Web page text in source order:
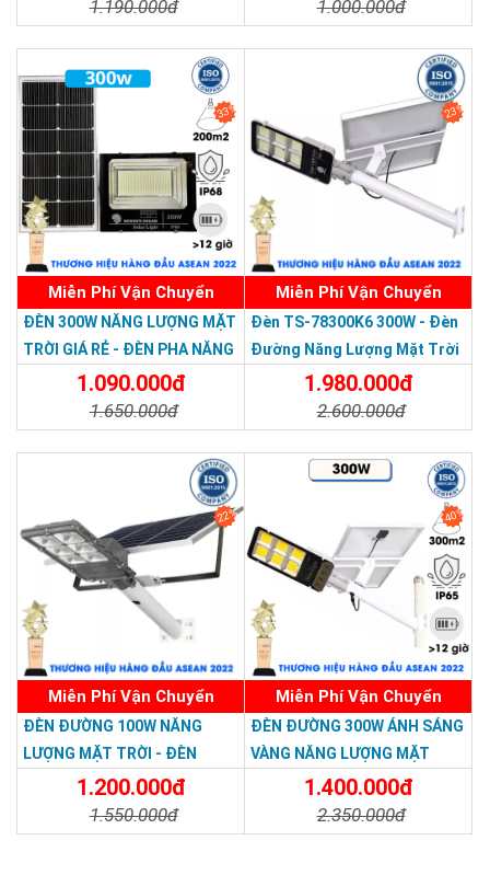
>>> Xem thêm:
Đèn năng lượng mặt trời 300wchính hãng, giá tốt
Đèn năng lượng mặt trời 500w
, tấm pin lớn
Đèn năng lượng mặt trời sân vườn
độ sáng mạnh
Đèn trụ cổng năng lượng mặt trờigiá tốt, độ sáng cao
Thương hiệu dẫn đầu Việt Nam 2023
1.190.000đ 1.000.000đ
33%
Miễn Phí Vận Chuyển
ĐÈN 300W NĂNG LƯỢNG MẶT
TRỜI GIÁ RẺ - ĐÈN PHA NĂNG
LƯỢNG MẶT TRỜI 300W MẪU
1.090.000đ
1.650.000đ
23%
Miễn Phí Vận Chuyển
Đèn TS-78300K6 300W - Đèn
Đường Năng Lượng Mặt Trời
300W TS-78300K6 - Solar
Light 300W
1.980.000đ
2.600.000đ
22%
Miễn Phí Vận Chuyển
ĐÈN ĐƯỜNG 100W NĂNG
LƯỢNG MẶT TRỜI - ĐÈN
ĐƯỜNG NĂNG LƯỢNG MẶT
TRỜI 100W GIÁ RẺ - Solar
Light 100W
1.200.000đ
1.550.000đ
40%
Miễn Phí Vận Chuyển
ĐÈN ĐƯỜNG 300W ÁNH SÁNG
VÀNG NĂNG LƯỢNG MẶT
TRỜI - Solar Light 300W
1.400.000đ
2.350.000đ